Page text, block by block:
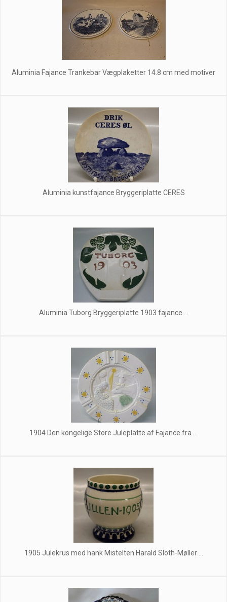
Aluminia Fajance Trankebar Vægplaketter 14.8 cm med motiver
Aluminia kunstfajance Bryggeriplatte CERES
Aluminia Tuborg Bryggeriplatte 1903 fajance ...
1904 Den kongelige Store Juleplatte af Fajance fra ...
1905 Julekrus med hank Mistelten Harald Sloth-Møller ...